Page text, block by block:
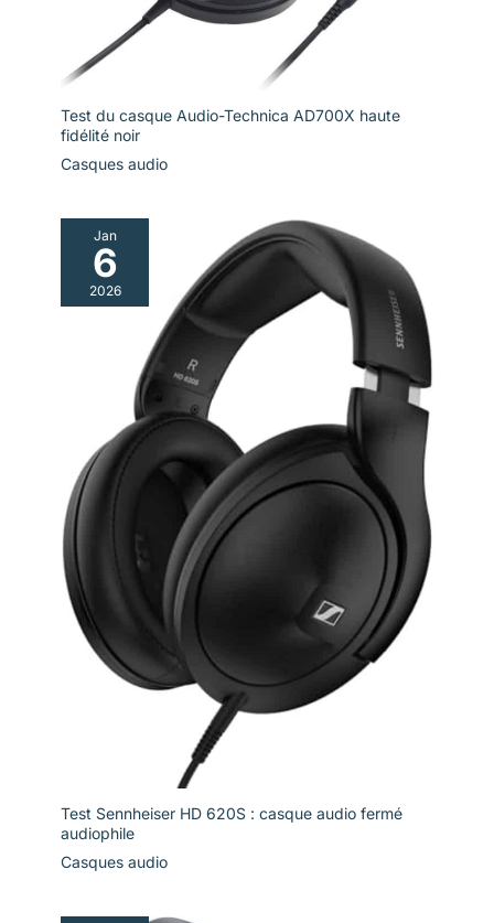
entendre la
circulation lorsque
vous faites du sport
vélo ou conduire
potentiels et peut
enfreindre les lois et
réglementations
applicables. Utilisez
ce produit
conformétment aux
réglementations
Test du casque Audio-Technica AD700X haute
fidélité noir
Casques audio
Jan
6
2026
Test Sennheiser HD 620S : casque audio fermé
audiophile
Casques audio